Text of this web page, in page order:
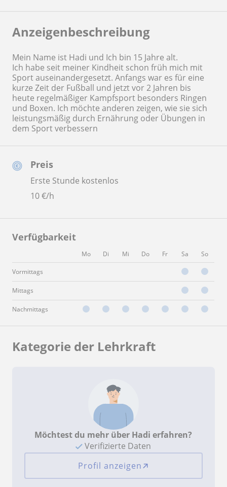
Preis
Erste Stunde kostenlos
10€/h
Verfügbarkeit
Mo Di Mi Do Fr Sa So
Vormittags
Mittags
Nachmittags
Anzeigenbeschreibung
Mein Name ist Hadi und Ich bin 15 Jahre alt.
Ich habe seit meiner Kindheit schon früh mich mit
Sport auseinandergesetzt. Anfangs war es für eine
kurze Zeit der Fußball und jetzt vor 2 Jahren bis
heute regelmäßiger Kampfsport besonders Ringen
und Boxen. Ich möchte anderen zeigen, wie sie sich
leistungsmäßig durch Ernährung oder Übungen in
dem Sport verbessern
Kategorie der Lehrkraft
Möchtest du mehr über Hadi erfahren?
Verifizierte Daten
Profil anzeigen